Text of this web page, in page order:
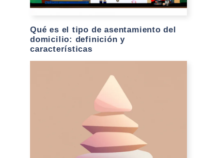
Qué es el tipo de asentamiento del
domicilio: definición y
características